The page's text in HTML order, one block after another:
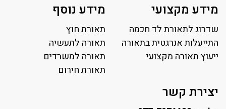
פאנל לד
פרופיל תאורה
תאורה לאולמות ספורט
תאורה למגרשי טניס
מידע מקצועי
שדרוג לתאורת לד חכמה
התייעלות אנרגטית בתאורה
ייעוץ תאורה מקצועי
מידע נוסף
תאורת חוץ
תאורה לתעשיה
תאורה למשרדים
תאורת חירום
יצירת קשר